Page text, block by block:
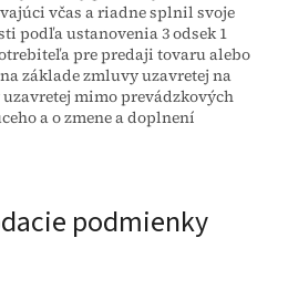
včas a riadne splnil svoje
podľa ustanovenia 3 odsek 1
pre predaji tovaru alebo
základe zmluvy uzavretej na
mimo prevádzkových
a o zmene a doplnení
podmienky